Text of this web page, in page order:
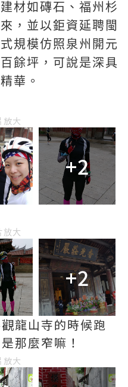
材如磚石、福州杉
，並以鉅資延聘閩
規模仿照泉州開元
餘坪，可說是深具
華。
放大
+2
放大
+2
龍山寺的時候跑
那麼窄嘛！
放大